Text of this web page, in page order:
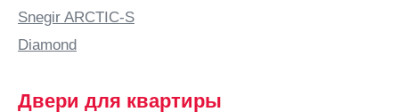
Snegir ARCTIC-S
Diamond
Двери для квартиры